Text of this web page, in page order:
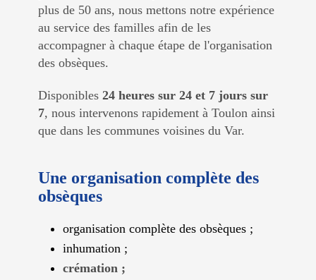
plus de 50 ans, nous mettons notre expérience
au service des familles afin de les
accompagner à chaque étape de l'organisation
des obsèques.
Disponibles 24 heures sur 24 et 7 jours sur
7, nous intervenons rapidement à Toulon ainsi
que dans les communes voisines du Var.
Une organisation complète des
obsèques
organisation complète des obsèques ;
inhumation ;
crémation ;